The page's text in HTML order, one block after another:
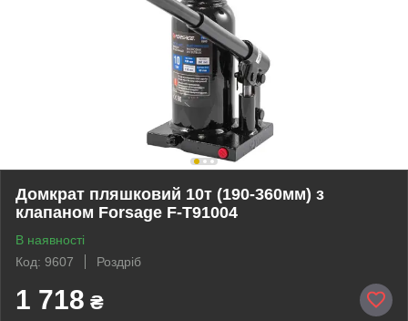
Домкрат пляшковий 10т (190-360мм) з
клапаном Forsage F-T91004
В наявності
Код: 9607
Роздріб
1 718 ₴